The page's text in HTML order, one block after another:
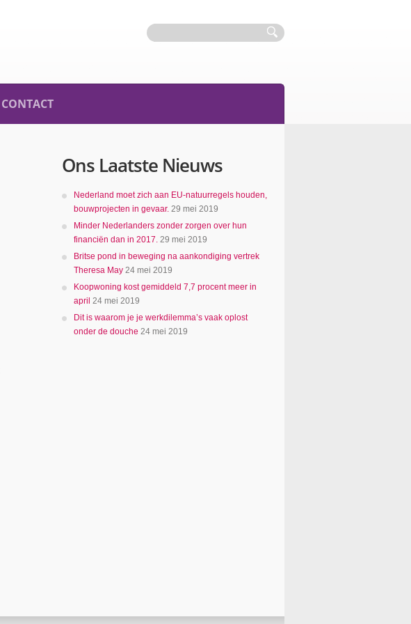
CONTACT
Ons Laatste Nieuws
Nederland moet zich aan EU-natuurregels houden,
bouwprojecten in gevaar. 29 mei 2019
Minder Nederlanders zonder zorgen over hun
financiën dan in 2017. 29 mei 2019
Britse pond in beweging na aankondiging vertrek
Theresa May 24 mei 2019
Koopwoning kost gemiddeld 7,7 procent meer in
april 24 mei 2019
Dit is waarom je je werkdilemma’s vaak oplost
onder de douche 24 mei 2019